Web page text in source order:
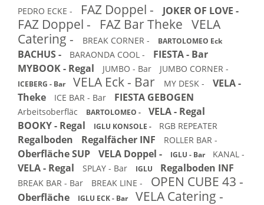
PEDRO ECKE - FAZ Doppel - JOKER OF LOVE -
FAZ Doppel - FAZ Bar Theke VELA
Catering -
BREAK CORNER - BARTOLOMEO Eck
BACHUS - BARAONDA COOL -
FIESTA - Bar
MYBOOK - Regal
JUMBO - Bar JUMBO CORNER -
ICEBERG - Bar VELA Eck - Bar MY DESK -
VELA -
Theke
ICE BAR - Bar FIESTA GEBOGEN
Arbeitsoberfläc BARTOLOMEO -
VELA - Regal
BOOKY - Regal
IGLU KONSOLE - RGB REPEATER
Regalboden Regalfächer INF ROLLER BAR -
Oberfläche SUP VELA Doppel - IGLU - Bar KANAL -
VELA - Regal SPLAY - Bar IGLU Regalboden INF
BREAK BAR - Bar BREAK LINE - OPEN CUBE 43 -
Oberfläche IGLU ECK - Bar VELA Catering -